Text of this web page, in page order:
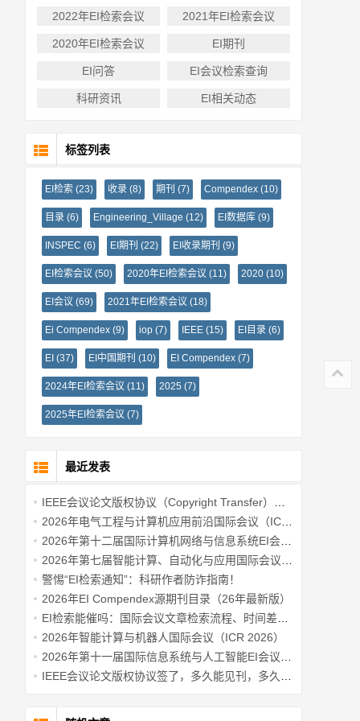
2022年EI检索会议 2021年EI检索会议
2020年EI检索会议 EI期刊
EI问答 EI会议检索查询
科研资讯 EI相关动态
标签列表
EI检索 (23) 收录 (8) 期刊 (7) Compendex (10)
目录 (6) Engineering_Village (12) EI数据库 (9)
INSPEC (6) EI期刊 (22) EI收录期刊 (9)
EI检索会议 (50) 2020年EI检索会议 (11) 2020 (10)
EI会议 (69) 2021年EI检索会议 (18)
Ei Compendex (9) iop (7) IEEE (15) EI目录 (6)
EI (37) EI中国期刊 (10) EI Compendex (7)
2024年EI检索会议 (11) 2025 (7)
2025年EI检索会议 (7)
最近发表
警惕“EI检索通知”：科研作者防诈指南！
2026年EI Compendex源期刊目录（26年最新版）
2026年智能计算与机器人国际会议（ICR 2026）